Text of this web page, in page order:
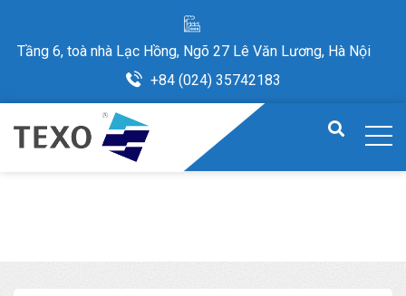
Tầng 6, toà nhà Lạc Hồng, Ngõ 27 Lê Văn Lương, Hà Nội
+84 (024) 35742183